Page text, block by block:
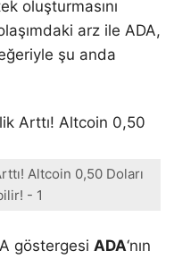
oluşturmasını
arz ile ADA,
şu anda
Altcoin 0,50 Doları
- 1
göstergesi ADA‘nın